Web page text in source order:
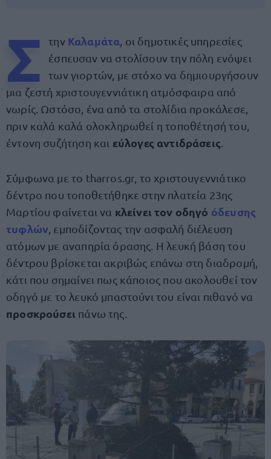
Σ την Καλαμάτα , οι δημοτικές υπηρεσίες
έσπευσαν να στολίσουν την πόλη ενόψει
των γιορτών, με στόχο να δημιουργήσουν
μια ζεστή χριστουγεννιάτικη ατμόσφαιρα από
νωρίς. Ωστόσο, ένα από τα στολίδια προκάλεσε,
πριν καλά καλά ολοκληρωθεί η τοποθέτησή του,
έντονη συζήτηση και εύλογες αντιδράσεις
Σύμφωνα με το tharros.gr, το χριστουγεννιάτικο
δέντρο που τοποθετήθηκε στην πλατεία 23ης
Μαρτίου φαίνεται να κλείνει τον οδηγό όδευσης
τυφλών , εμποδίζοντας την ασφαλή διέλευση
ατόμων με αναπηρία όρασης. Η λευκή βάση του
δέντρου βρίσκεται ακριβώς επάνω στη διαδρομή,
κάτι που σημαίνει πως κάποιος που ακολουθεί τον
οδηγό με το λευκό μπαστούνι του είναι πιθανό να
προσκρούσει πάνω της.